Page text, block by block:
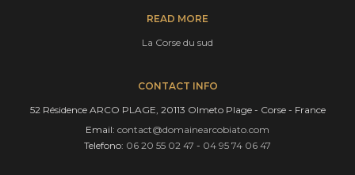
READ MORE
La Corse du sud
CONTACT INFO
52 Résidence ARCO PLAGE, 20113 Olmeto Plage - Corse - France
Email: contact@domainearcobiato.com
Telefono: 06 20 55 02 47 - 04 95 74 06 47